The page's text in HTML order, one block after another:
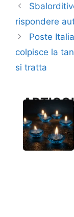
rispondere
Poste
colpisce la
si tratta